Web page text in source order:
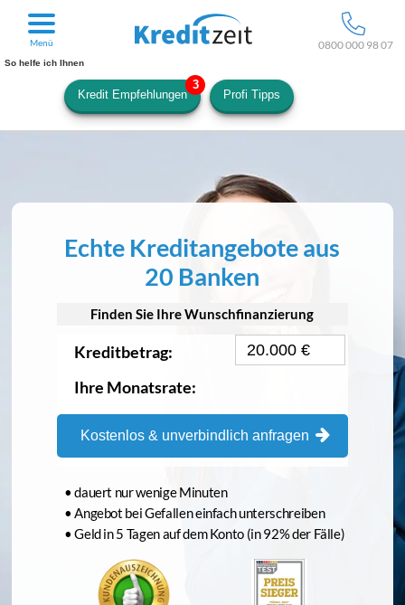
Menü 0800 000 98 07
So helfe ich Ihnen
Kredit Empfehlungen Profi Tipps
Echte Kreditangebote aus
20 Banken
Finden Sie Ihre Wunschfinanzierung
Kreditbetrag:
Ihre Monatsrate:
Kostenlos & unverbindlich anfragen
• dauert nur wenige Minuten
• Angebot bei Gefallen einfach unterschreiben
• Geld in 5 Tagen auf dem Konto (in 92% der Fälle)